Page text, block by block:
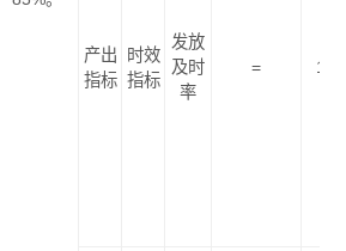
产出
指标
时效
指标
发放
及时
率
= 100